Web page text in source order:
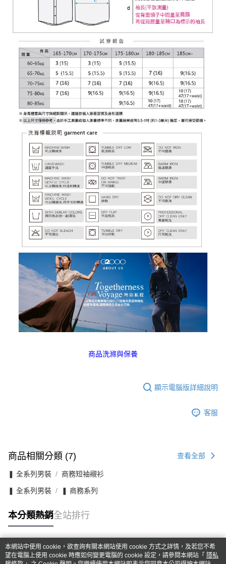
商品洗滌與保養
顯示電腦版詳細說明
客服
商品相關分類 (7) 查看全部
❚ 全系列男裝 商務短袖襯衫
❚ 全系列男裝 ❚ 商務系列
本分類熱銷全站排行
熱門標籤
本網站中使用 cookie，欲查詢有關本網站使用 cookie 方式之詳情，及若您不希
望在電腦上使用 cookie 時應如何變更電腦的 cookie 設定，請參閱本網站「 隱私